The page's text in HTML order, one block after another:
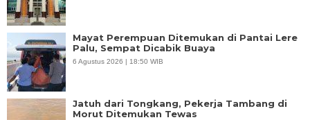
Mayat Perempuan Ditemukan di Pantai Lere
Palu, Sempat Dicabik Buaya
6 Agustus 2026 | 18:50 WIB
Jatuh dari Tongkang, Pekerja Tambang di
Morut Ditemukan Tewas